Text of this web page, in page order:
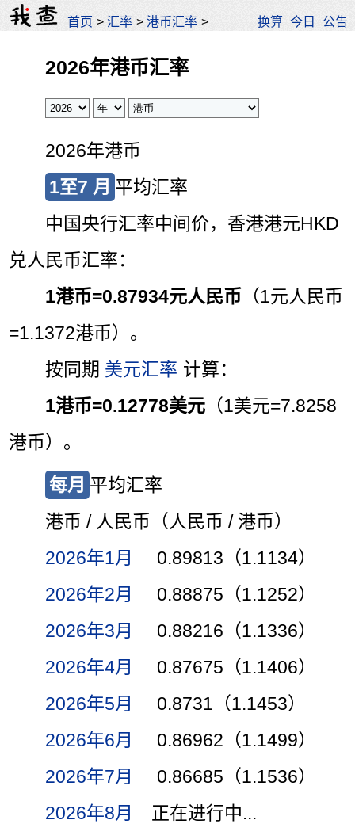
首页 >汇率 >港币汇率 > 换算 今日 公告
2026年港币汇率
2026年港币
1至7 月 平均汇率
中国央行汇率中间价，香港港元HKD
兑人民币汇率：
1港币=0.87934元人民币 （1元人民币
=1.1372港币）。
按同期 美元汇率 计算：
1港币=0.12778美元 （1美元=7.8258
港币）。
每月 平均汇率
港币 / 人民币（人民币 / 港币）
2026年1月
0.89813（1.1134）
2026年2月
0.88875（1.1252）
2026年3月
0.88216（1.1336）
2026年4月
0.87675（1.1406）
2026年5月
0.8731（1.1453）
2026年6月
0.86962（1.1499）
2026年7月
0.86685（1.1536）
2026年8月
正在进行中...